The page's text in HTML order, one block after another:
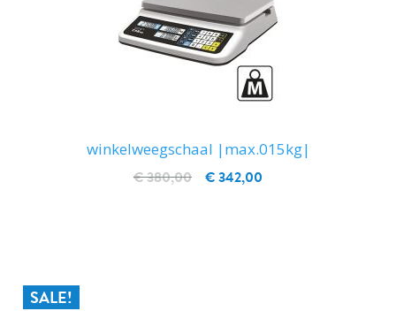
winkelweegschaal |max.015kg|
€ 342,00
€ 380,00
SALE!